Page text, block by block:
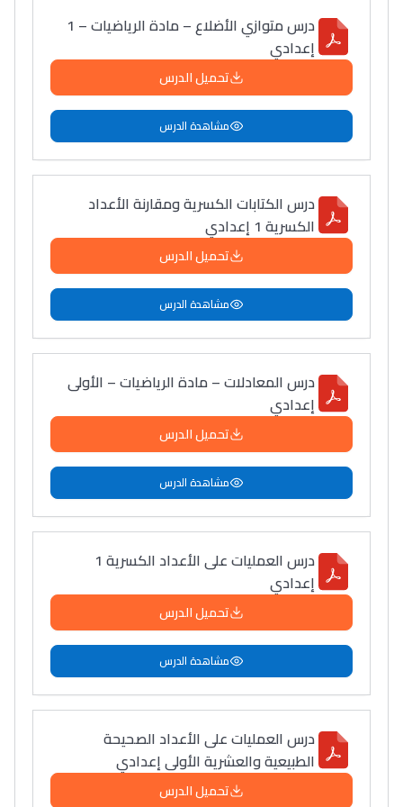
التعليم الثانوي التأهيلي
Collège au Maroc
Post-Bac
Interviews/Vidéos
+ de 89 Interviews/Vidéos
دليل المهن
ما يزيد عن 149 مهنة
التوجيه بالثانوي و الإعدادي
Ki Derti Liha
باش تقدر تساعد الناس
يلقاو التوازن من الدّاخل
ومن الخارج، بشرى
درس متوازي الأضلاع – مادة الرياضيات – 1
إعدادي
تحميل الدرس
مشاهدة الدرس
درس الكتابات الكسرية ومقارنة الأعداد
الكسرية 1 إعدادي
تحميل الدرس
مشاهدة الدرس
درس المعادلات – مادة الرياضيات – الأولى
إعدادي
تحميل الدرس
مشاهدة الدرس
درس العمليات على الأعداد الكسرية 1
إعدادي
تحميل الدرس
مشاهدة الدرس
درس العمليات على الأعداد الصحيحة
الطبيعية والعشرية الأولى إعدادي
تحميل الدرس